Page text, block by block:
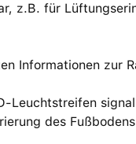
z.B. für
Informationen zur
Leuchtstreifen
des